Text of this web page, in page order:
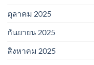
ตุลาคม 2025
กันยายน 2025
สิงหาคม 2025